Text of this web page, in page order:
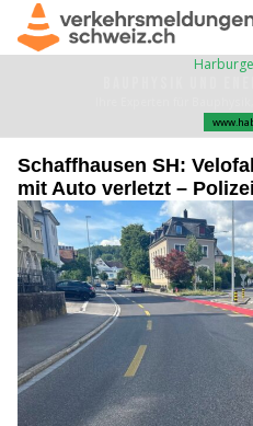
Schaffhausen SH:
mit Auto verletzt –